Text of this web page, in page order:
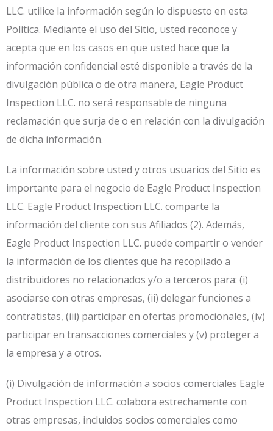
LLC. utilice la información según lo dispuesto en esta
Política. Mediante el uso del Sitio, usted reconoce y
acepta que en los casos en que usted hace que la
información confidencial esté disponible a través de la
divulgación pública o de otra manera, Eagle Product
Inspection LLC. no será responsable de ninguna
reclamación que surja de o en relación con la divulgación
de dicha información.
La información sobre usted y otros usuarios del Sitio es
importante para el negocio de Eagle Product Inspection
LLC. Eagle Product Inspection LLC. comparte la
información del cliente con sus Afiliados (2). Además,
Eagle Product Inspection LLC. puede compartir o vender
la información de los clientes que ha recopilado a
distribuidores no relacionados y/o a terceros para: (i)
asociarse con otras empresas, (ii) delegar funciones a
contratistas, (iii) participar en ofertas promocionales, (iv)
participar en transacciones comerciales y (v) proteger a
la empresa y a otros.
(i) Divulgación de información a socios comerciales Eagle
Product Inspection LLC. colabora estrechamente con
otras empresas, incluidos socios comerciales como